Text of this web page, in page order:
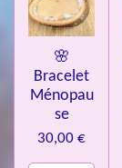
🌸
Bracelet
Ménopau
se
30,00 €